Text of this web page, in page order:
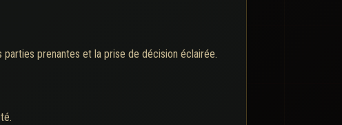
prenantes et la prise de décision éclairée.